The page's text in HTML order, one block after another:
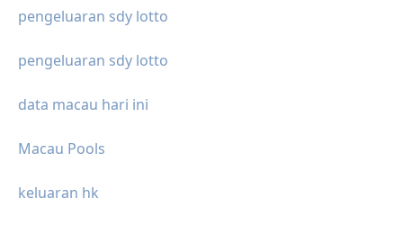
pengeluaran sdy lotto
pengeluaran sdy lotto
data macau hari ini
Macau Pools
keluaran hk